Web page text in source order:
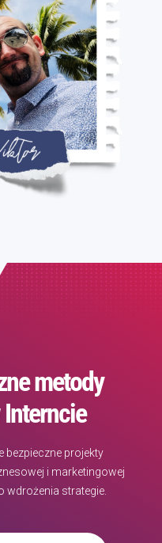
metody
bezpieczne projekty
i marketingowej
wdrożenia strategie.